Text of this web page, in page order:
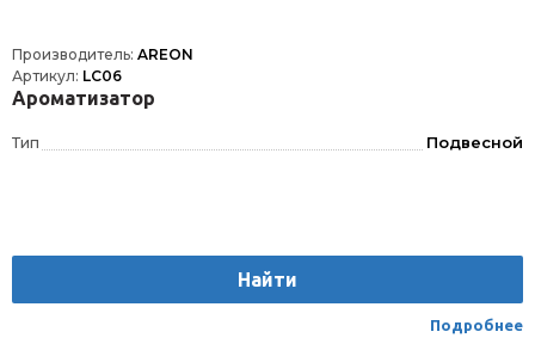
Производитель: AREON
Артикул: LC06
Ароматизатор
Тип Подвесной
Найти
Подробнее